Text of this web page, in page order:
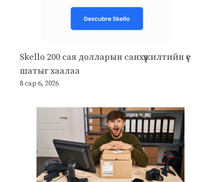
Skello 200 сая долларын санхүүжилтийн үе
шатыг хаалаа
8 сар 6, 2026